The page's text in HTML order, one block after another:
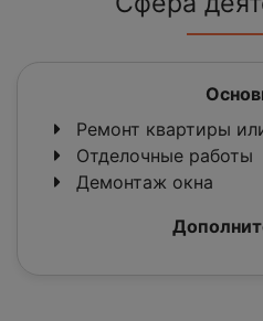
Ремонт квартиры
Отделочные работы
Демонтаж окна